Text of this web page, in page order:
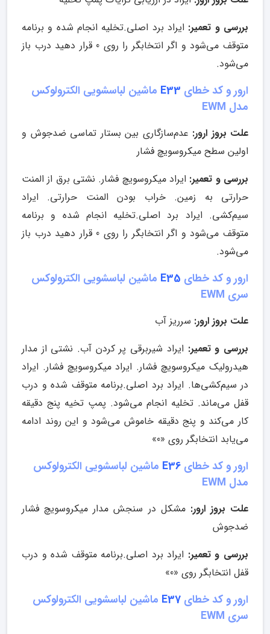
بررسی و تعمیر: ایراد برد اصلی.تخلیه انجام شده و برنامه
متوقف می‌شود و اگر انتخابگر را روی 0 قرار دهید درب باز
می‌شود.
ارور و کد خطای
ماشین لباسشویی الکترولوکس
مدل EWM
علت بروز ارور: عدم‌سازگاری بین بستار تماسی ضدجوش و
اولین سطح میکروسویچ فشار
بررسی و تعمیر: ایراد میکروسویچ فشار. نشتی برق از المنت
حرارتی به زمین. خراب بودن المنت حرارتی. ایراد
سیم‌کشی. ایراد برد اصلی.تخلیه انجام شده و برنامه
متوقف می‌شود و اگر انتخابگر را روی 0 قرار دهید درب باز
می‌شود.
ارور و کد خطای
ماشین لباسشویی الکترولوکس
سری EWM
علت بروز ارور: سرریز آب
بررسی و تعمیر: ایراد شیربرقی پر کردن آب. نشتی از مدار
هیدرولیک میکروسویچ فشار. ایراد میکروسویچ فشار. ایراد
در سیم‌کشی‌ها. ایراد برد اصلی.برنامه متوقف شده و درب
قفل می‌ماند. تخلیه انجام می‌شود. پمپ تخیه پنج دقیقه
کار می‌کند و پنج دقیقه خاموش می‌شود و این روند ادامه
می‌یابد انتخابگر روی «0»
ارور و کد خطای
ماشین لباسشویی الکترولوکس
مدل EWM
علت بروز ارور:مشکل در سنجش مدار میکروسویچ فشار
ضدجوش
بررسی و تعمیر: ایراد برد اصلی.برنامه متوقف شده و درب
قفل انتخابگر روی «0»
ارور و کد خطای
ماشین لباسشویی الکترولوکس
سری EWM